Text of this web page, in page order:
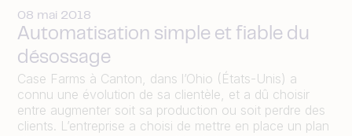
08 mai 2018
Automatisation simple et fiable du
désossage
Case Farms à Canton, dans l’Ohio (États-Unis) a
connu une évolution de sa clientèle, et a dû choisir
entre augmenter soit sa production ou soit perdre des
clients. L’entreprise a choisi de mettre en place un plan